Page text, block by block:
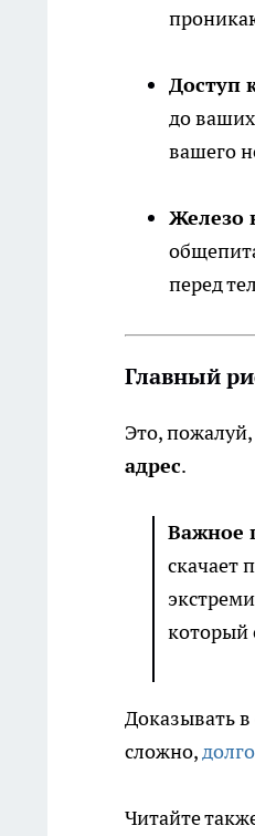
Доступ
до
вашего
Железо
перед
Главный
Это,
адрес.
Важное
скачает
который
Доказывать в
сложно,
Читайте